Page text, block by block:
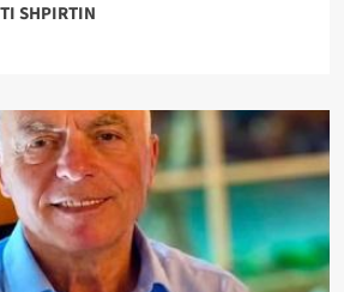
SHPIRTIN